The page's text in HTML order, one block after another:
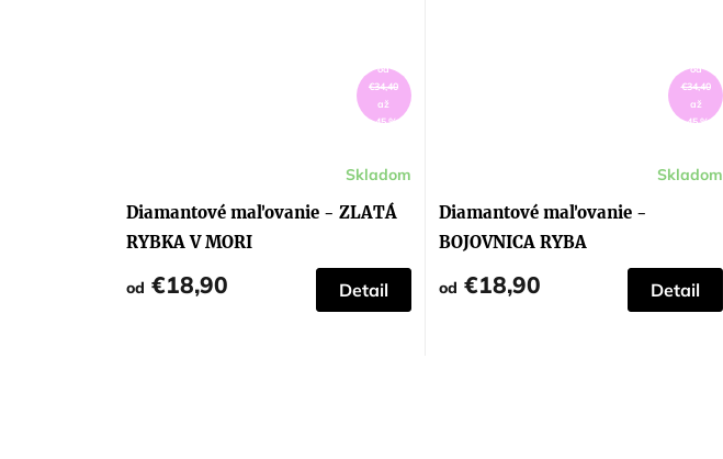
od
€34,40
až
–45 %
Diamantové maľovanie - ZLATÁ
RYBKA V MORI
Skladom
od €18,90 Detail
od
€34,40
až
–45 %
Diamantové maľovanie -
BOJOVNICA RYBA
BIELOČERVENÁ
Skladom
od €18,90 Detail